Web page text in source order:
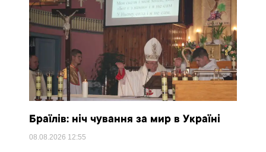
Браїлів: ніч чування за мир в Україні
08.08.2026 12:55